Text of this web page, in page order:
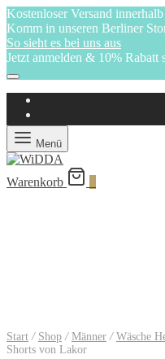
Kostenloser Versand
Komm in unseren Berliner
So sieht es bei uns aus
Jetzt anmelden & 10% Rabatt
Menü
Warenkorb
Start / Shop / Männer / Wäsche
Shorts von Lakor